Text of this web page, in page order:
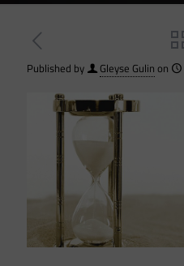
Published by Gleyse Gulin on